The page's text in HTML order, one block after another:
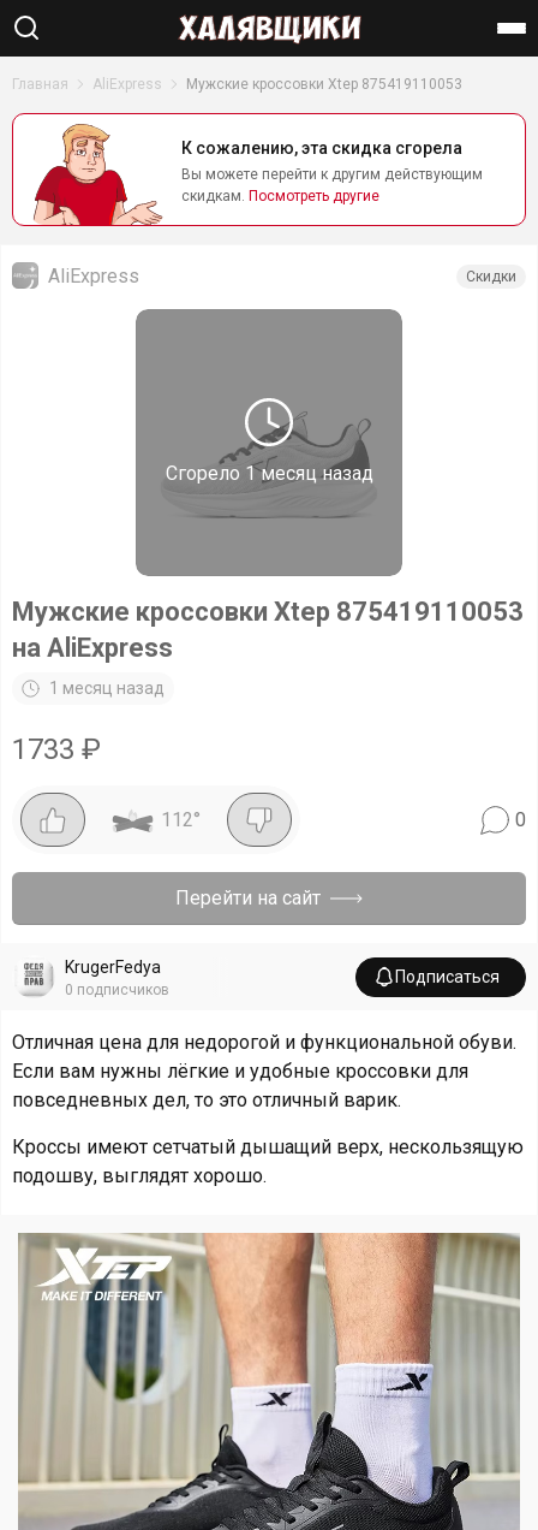
Найти
Главная AliExpress Мужские кроссовки Xtep 875419110053
К сожалению, эта скидка сгорела
Вы можете перейти к другим действующим
скидкам. Посмотреть другие
Сгорело 1 месяц назад
AliExpress Скидки
Мужские кроссовки Xtep 875419110053
на AliExpress
1 месяц назад
1733 ₽
112° 0
Перейти на сайт
KrugerFedya
0 подписчиков
Подписаться
Отличная цена для недорогой и функциональной обуви.
Если вам нужны лёгкие и удобные кроссовки для
повседневных дел, то это отличный варик.
Кроссы имеют сетчатый дышащий верх, нескользящую
подошву, выглядят хорошо.